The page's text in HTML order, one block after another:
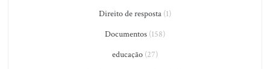
Direito de resposta (1)
Documentos (158)
educação (27)